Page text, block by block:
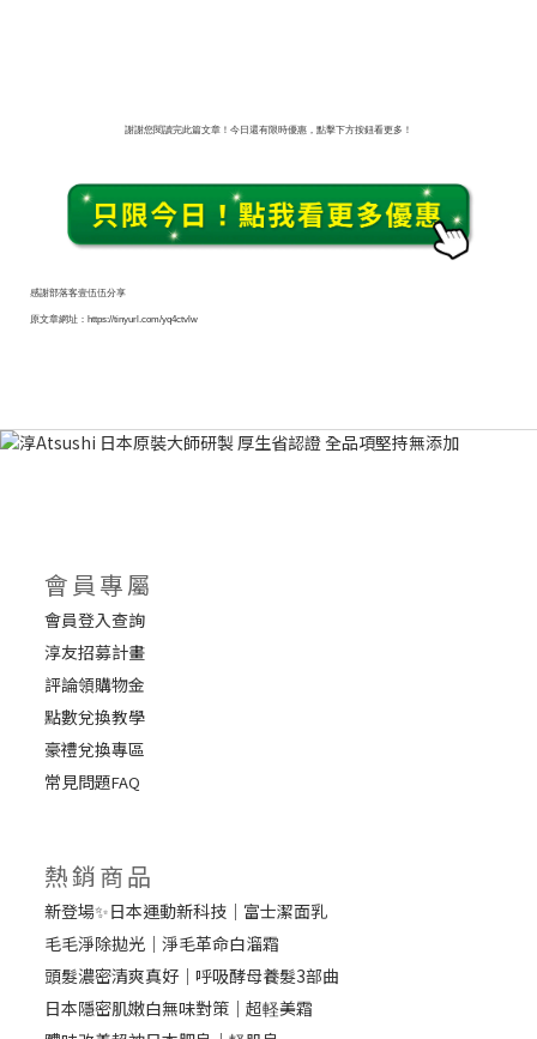
謝謝您閱讀完此篇文章！今日還有限時優惠，點擊下方按鈕看更多！
感謝部落客壹伍伍分享
原文章網址：https://tinyurl.com/yq4ctvlw
會員專屬
會員登入查詢
淳友招募計畫
評論領購物金
點數兌換教學
豪禮兌換專區
常見問題FAQ
熱銷商品
新登場✨日本運動新科技｜富士潔面乳
毛毛淨除拋光｜淨毛革命白溜霜
頭髮濃密清爽真好｜呼吸酵母養髮3部曲
日本隱密肌嫩白無味對策｜超軽美霜